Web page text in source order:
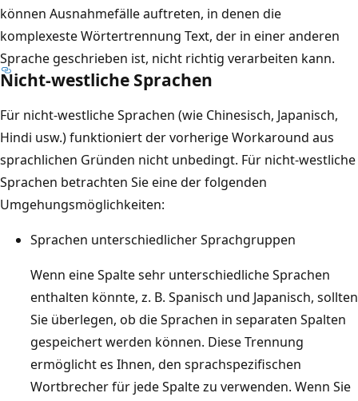
können Ausnahmefälle auftreten, in denen die
komplexeste Wörtertrennung Text, der in einer anderen
Sprache geschrieben ist, nicht richtig verarbeiten kann.
Nicht-westliche Sprachen
Für nicht-westliche Sprachen (wie Chinesisch, Japanisch,
Hindi usw.) funktioniert der vorherige Workaround aus
sprachlichen Gründen nicht unbedingt. Für nicht-westliche
Sprachen betrachten Sie eine der folgenden
Umgehungsmöglichkeiten:
Sprachen unterschiedlicher Sprachgruppen
Wenn eine Spalte sehr unterschiedliche Sprachen
enthalten könnte, z. B. Spanisch und Japanisch, sollten
Sie überlegen, ob die Sprachen in separaten Spalten
gespeichert werden können. Diese Trennung
ermöglicht es Ihnen, den sprachspezifischen
Wortbrecher für jede Spalte zu verwenden. Wenn Sie